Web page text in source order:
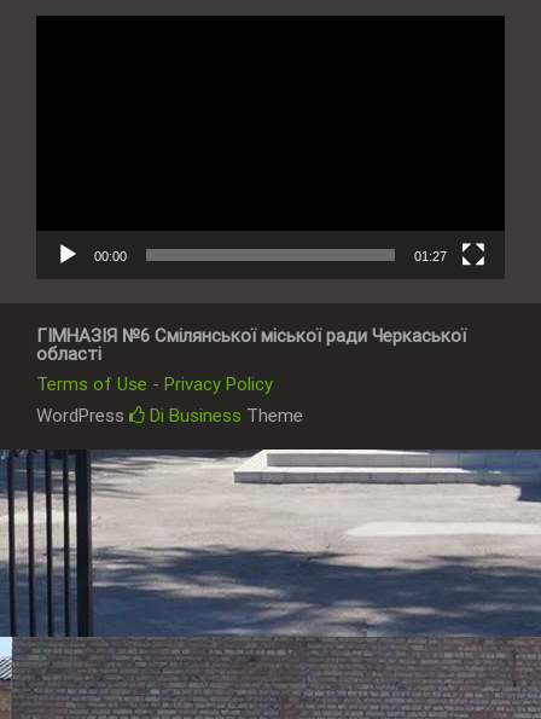
00:00 01:27
ГІМНАЗІЯ №6 Смілянської міської ради Черкаської
області
Terms of Use - Privacy Policy
WordPress
Di Business Theme